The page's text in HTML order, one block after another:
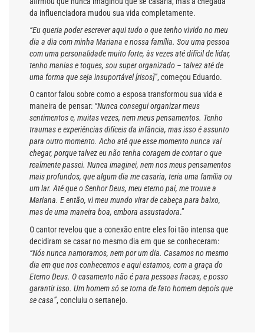
da influenciadora mudou sua vida completamente.
“Eu queria poder escrever aqui tudo o que tenho vivido no meu
dia a dia com minha Mariana e nossa família. Sou uma pessoa
com uma personalidade muito forte, às vezes até difícil de lidar,
tenho manias e toques, sou super organizado – talvez até de
uma forma que seja insuportável [risos]”, começou Eduardo.
O cantor falou sobre como a esposa transformou sua vida e
maneira de pensar: “Nunca consegui organizar meus
sentimentos e, muitas vezes, nem meus pensamentos. Tenho
traumas e experiências difíceis da infância, mas isso é assunto
para outro momento. Acho até que esse momento nunca vai
chegar, porque talvez eu não tenha coragem de contar o que
realmente passei. Nunca imaginei, nem nos meus pensamentos
mais profundos, que algum dia me casaria, teria uma família ou
um lar. Até que o Senhor Deus, meu eterno pai, me trouxe a
Mariana. E então, vi meu mundo virar de cabeça para baixo,
mas de uma maneira boa, embora assustadora.”
O cantor revelou que a conexão entre eles foi tão intensa que
decidiram se casar no mesmo dia em que se conheceram:
“Nós nunca namoramos, nem por um dia. Casamos no mesmo
dia em que nos conhecemos e aqui estamos, com a graça do
Eterno Deus. O casamento não é para pessoas fracas, e posso
garantir isso. Um homem só se torna de fato homem depois que
se casa”, concluiu o sertanejo.